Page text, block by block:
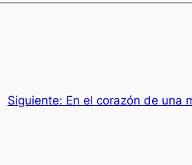
Siguiente: En el corazón de una